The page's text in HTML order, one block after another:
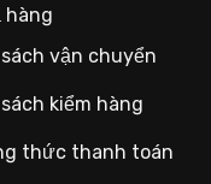
hàng
vận chuyển
kiểm hàng
thức thanh toán